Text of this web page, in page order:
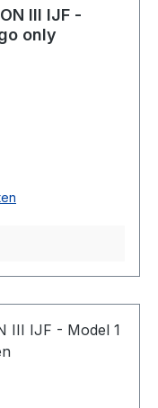
III IJF -
only